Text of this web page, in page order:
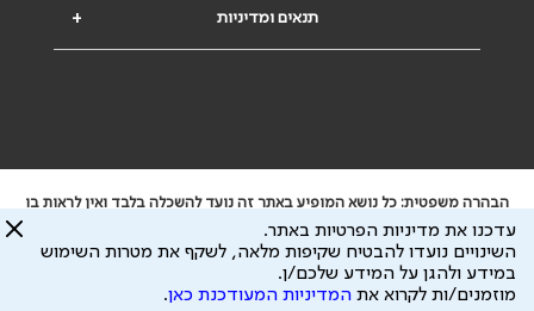
+ תנאים ומדיניות
הבהרה משפטית: כל נושא המופיע באתר זה נועד להשכלה בלבד ואין לראות בו
ייעוץ רפואי או משפטי. אין הר"י אחראית לתוכן המתפרסם באתר זה ולכל נזק
שעלול להיגרם.
ידוע לי שהר"י אוספת ושומרת מידע אישי לצורך מתן השרות וכי חלק ממנו עשוי
להיות מועבר לצדדים שלישיים, הכל בכפוף למדיניות הפרטיות
עדכנו את מדיניות הפרטיות באתר.
השינויים נועדו להבטיח שקיפות מלאה, לשקף את מטרות השימוש
במידע ולהגן על המידע שלכם/ן.
מוזמנים/ות לקרוא את המדיניות המעודכנת כאן.